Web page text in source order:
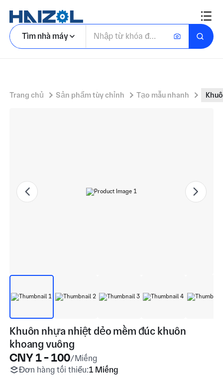
Tìm nhà máy
Trang chủ Sản phẩm tùy chỉnh Tạo mẫu nhanh
Khuôn nhựa nhiệt dẻo mềm đúc khuôn
khoang vuông
CNY 1 - 100/Miếng
Đơn hàng tối thiểu:1 Miếng